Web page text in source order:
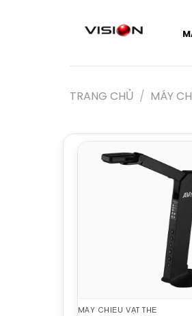
TRANG CHỦ / MÁY
MÁY CHIẾU VẬT THỂ